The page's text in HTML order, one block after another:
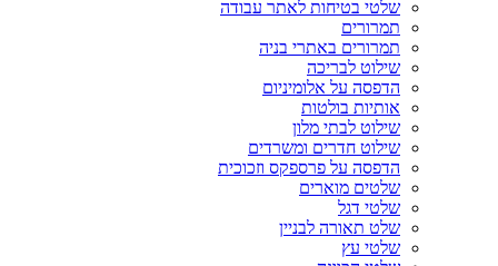
שלטי בטיחות לאתר עבודה
תמרורים
תמרורים באתרי בניה
שילוט לבריכה
הדפסה על אלומיניום
אותיות בולטות
שילוט לבתי מלון
שילוט חדרים ומשרדים
הדפסה על פרספקס וזכוכית
שלטים מוארים
שלטי דגל
שלט תאורה לבניין
שלטי עץ